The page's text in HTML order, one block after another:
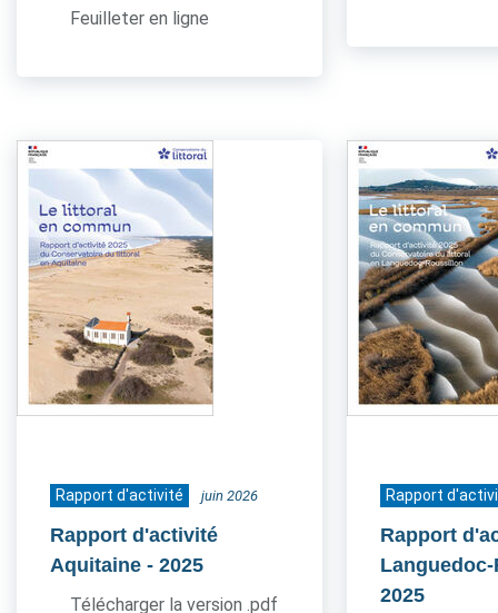
Feuilleter en ligne
Rapport d'activité juin 2026
Rapport d'activité
Aquitaine - 2025
Télécharger la version .pdf
Rapport
Rapport
2025